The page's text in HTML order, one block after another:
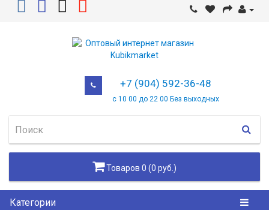
+7 (904) 592-36-48
с 10 00 до 22 00 Без выходных
Товаров 0 (0 руб.)
Категории